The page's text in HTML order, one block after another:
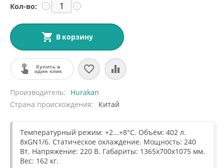
Кол-во: +
−
В корзину
Купить в
один клик
Производитель
Hurakan
Страна происхождения
Китай
Температурный режим: +2...+8°C. Объём: 402 л.
8хGN1/6. Статическое охлаждение. Мощность: 240
Вт. Напряжение: 220 В. Габариты: 1365x700x1075 мм.
Вес: 162 кг.